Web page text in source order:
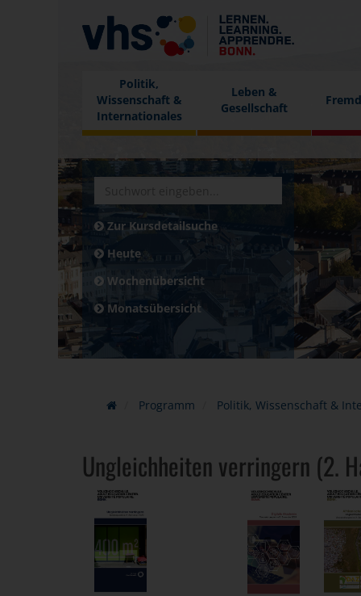
Politik,
Wissenschaft &
Internationales
Leben &
Gesellschaft
Zur Kursdetailsuche
Heute
Wochenübersicht
Monatsübersicht
Programm Politik, Wissenschaft &
Ungleichheiten verringern (2.